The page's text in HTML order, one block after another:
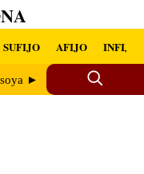
SUFIJO AFIJO INFIJO
soya ►